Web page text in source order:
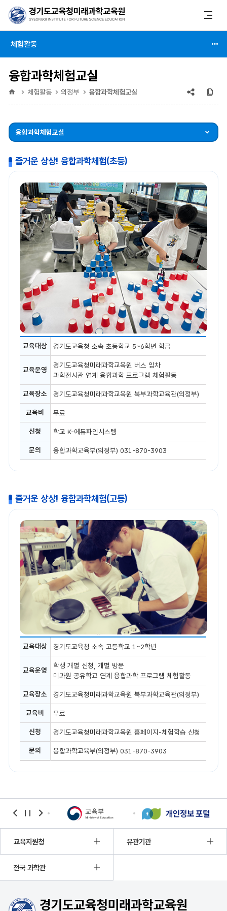
체험활동
융합과학체험교실
체험활동 의정부 융합과학체험교실
공유
:
축소)
융합과학체험교실
즐거운 상상! 융합과학체험(초등)
거
운
상
상!
합
과
학
험
교육대상 경기도교육청 소속 초등학교 5~6학년 학급
교육운영
경기도교육청미래과학교육원 버스 임차
과학전시관 연계 융합과학 프로그램 체험활동
교육장소 경기도교육청미래과학교육원 북부과학교육관(의정부)
교육비 무료
신청 학교 K-에듀파인시스템
문의 융합과학교육부(의정부) 031-870-3903
즐거운 상상! 융합과학체험(고등)
즐
거
운
상
상!
합
과
학
험
등)
교육대상 경기도교육청 소속 고등학교 1~2학년
교육운영
학생 개별 신청, 개별 방문
미과원 공유학교 연계 융합과학 프로그램 체험활동
교육장소 경기도교육청미래과학교육원 북부과학교육관(의정부)
교육비 무료
신청 경기도교육청미래과학교육원 홈페이지-체험학습 신청
문의 융합과학교육부(의정부) 031-870-3903
bannerbannerbanner
교육지원청 유관기관
전국 과학관